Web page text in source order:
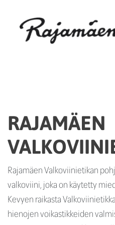
RAJAMÄEN
Rajamäen Valkoviinietikan
valkoviini, joka on käytetty
Kevyen raikasta
hienojen voikastikkeiden